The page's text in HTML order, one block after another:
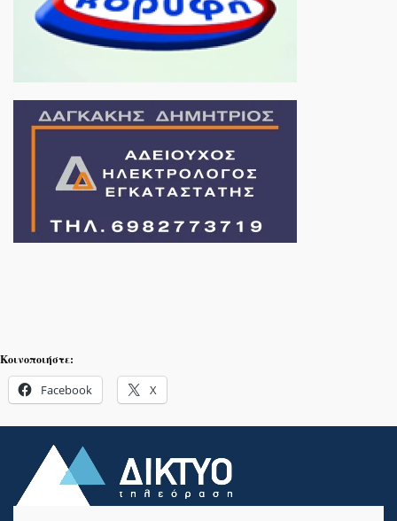
Κοινοποιήστε:
Facebook X